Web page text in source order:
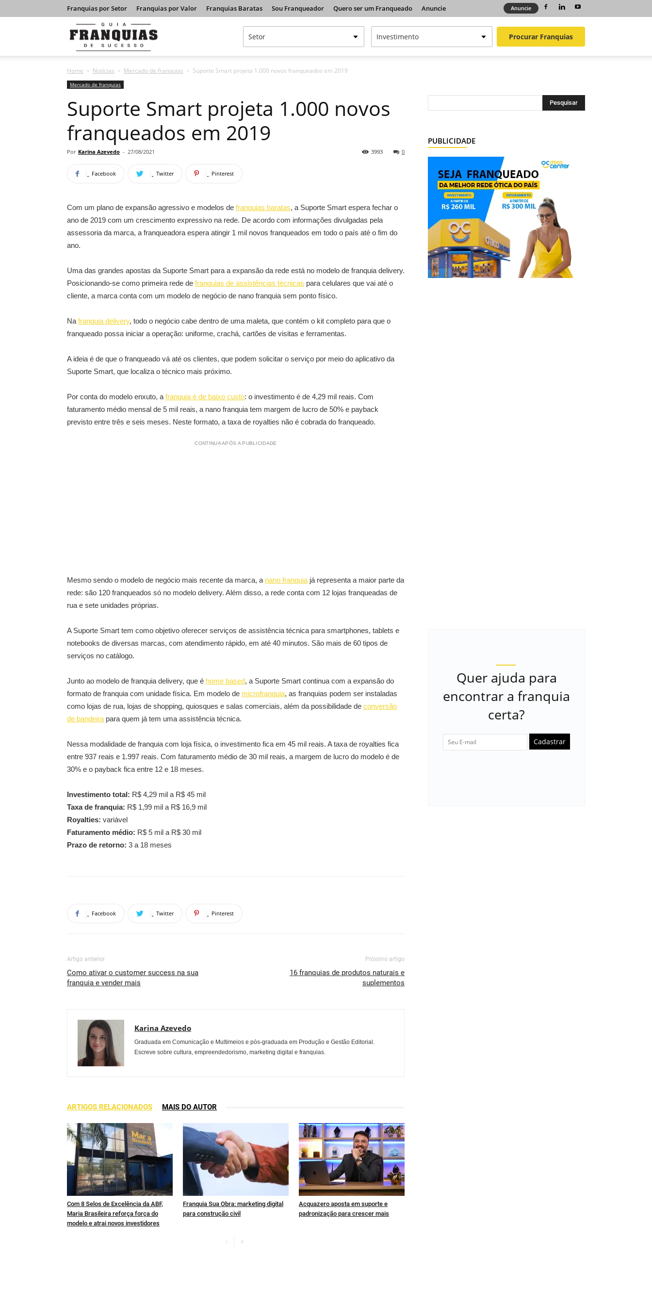
Franquias por Setor Franquias por Valor Franquias Baratas Sou Franqueador Quero ser um Franqueado Anuncie Anuncie
Franquias
Procurar Franquias
Home Notícias Mercado de franquias Suporte Smart projeta 1.000 novos franqueados em 2019
Mercado de franquias
Suporte Smart projeta 1.000 novos
franqueados em 2019
Por Karina Azevedo - 27/08/2021 0
3993
Facebook Twitter Pinterest
Com um plano de expansão agressivo e modelos de franquias baratas, a Suporte Smart espera fechar o
ano de 2019 com um crescimento expressivo na rede. De acordo com informações divulgadas pela
assessoria da marca, a franqueadora espera atingir 1 mil novos franqueados em todo o país até o fim do
ano.
Uma das grandes apostas da Suporte Smart para a expansão da rede está no modelo de franquia delivery.
Posicionando-se como primeira rede de franquias de assistências técnicas para celulares que vai até o
cliente, a marca conta com um modelo de negócio de nano franquia sem ponto físico.
Na franquia delivery, todo o negócio cabe dentro de uma maleta, que contém o kit completo para que o
franqueado possa iniciar a operação: uniforme, crachá, cartões de visitas e ferramentas.
A ideia é de que o franqueado vá até os clientes, que podem solicitar o serviço por meio do aplicativo da
Suporte Smart, que localiza o técnico mais próximo.
Por conta do modelo enxuto, a franquia é de baixo custo: o investimento é de 4,29 mil reais. Com
faturamento médio mensal de 5 mil reais, a nano franquia tem margem de lucro de 50% e payback
previsto entre três e seis meses. Neste formato, a taxa de royalties não é cobrada do franqueado.
CONTINUA APÓS A PUBLICIDADE
Mesmo sendo o modelo de negócio mais recente da marca, a nano franquia já representa a maior parte da
rede: são 120 franqueados só no modelo delivery. Além disso, a rede conta com 12 lojas franqueadas de
rua e sete unidades próprias.
A Suporte Smart tem como objetivo oferecer serviços de assistência técnica para smartphones, tablets e
notebooks de diversas marcas, com atendimento rápido, em até 40 minutos. São mais de 60 tipos de
serviços no catálogo.
Junto ao modelo de franquia delivery, que é home based, a Suporte Smart continua com a expansão do
formato de franquia com unidade física. Em modelo de microfranquia, as franquias podem ser instaladas
como lojas de rua, lojas de shopping, quiosques e salas comerciais, além da possibilidade de conversão
de bandeira para quem já tem uma assistência técnica.
Nessa modalidade de franquia com loja física, o investimento fica em 45 mil reais. A taxa de royalties fica
entre 937 reais e 1.997 reais. Com faturamento médio de 30 mil reais, a margem de lucro do modelo é de
30% e o payback fica entre 12 e 18 meses.
Investimento total: R$ 4,29 mil a R$ 45 mil
Taxa de franquia: R$ 1,99 mil a R$ 16,9 mil
Royalties: variável
Faturamento médio: R$ 5 mil a R$ 30 mil
Prazo de retorno: 3 a 18 meses
Facebook Twitter Pinterest
Artigo anterior
Como ativar o customer success na sua
franquia e vender mais
Próximo artigo
16 franquias de produtos naturais e
suplementos
Karina Azevedo
Graduada em Comunicação e Multimeios e pós-graduada em Produção e Gestão Editorial.
Escreve sobre cultura, empreendedorismo, marketing digital e franquias.
ARTIGOS RELACIONADOS MAIS DO AUTOR
Com 8 Selos de Excelência da ABF,
Maria Brasileira reforça força do
modelo e atrai novos investidores
Franquia Sua Obra: marketing digital
para construção civil
Acquazero aposta em suporte e
padronização para crescer mais
PUBLICIDADE
Quer ajuda para
encontrar a franquia
certa?
Cadastrar